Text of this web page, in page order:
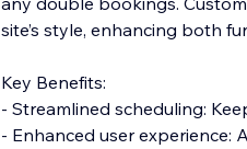
site’s style, enhancing both
Key Benefits:
- Streamlined scheduling:
- Enhanced user experience: